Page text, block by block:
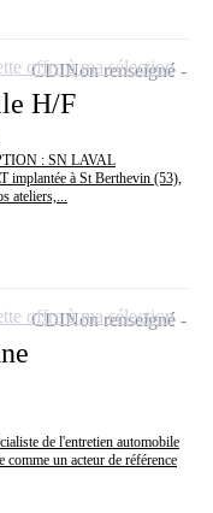
H/F
: SN LAVAL
à St Berthevin (53),
ateliers,...
CDINon renseigné
offre à ma sélection
de l'entretien automobile
comme un acteur de référence
CDINon renseigné
offre à ma sélection